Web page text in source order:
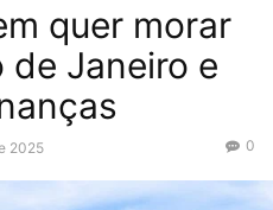
quer morar
de Janeiro e
2025 0